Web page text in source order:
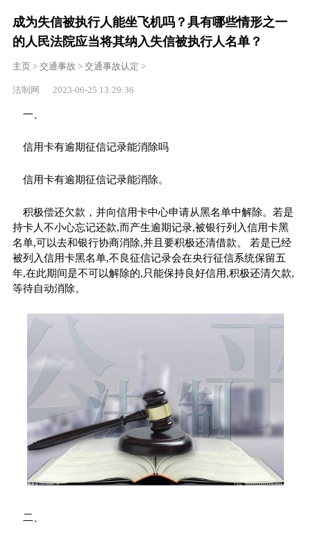
成为失信被执行人能坐飞机吗？具有哪些情形之一
的人民法院应当将其纳入失信被执行人名单？
主页> 交通事故 > 交通事故认定 >
法制网 2023-06-25 13:29:36
一、
信用卡有逾期征信记录能消除吗
信用卡有逾期征信记录能消除。
积极偿还欠款，并向信用卡中心申请从黑名单中解除。若是
持卡人不小心忘记还款,而产生逾期记录,被银行列入信用卡黑
名单,可以去和银行协商消除,并且要积极还清借款。 若是已经
被列入信用卡黑名单,不良征信记录会在央行征信系统保留五
年,在此期间是不可以解除的,只能保持良好信用,积极还清欠款,
等待自动消除。
二、